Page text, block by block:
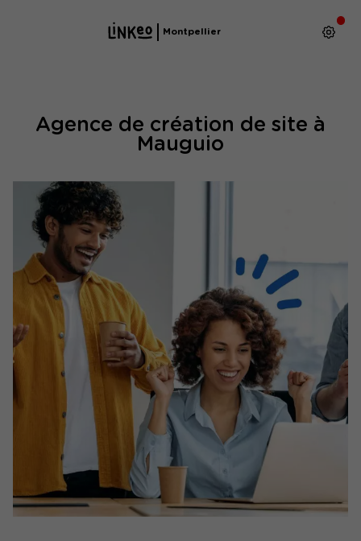
Montpellier
Agence de création de site à
Mauguio